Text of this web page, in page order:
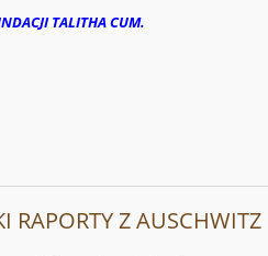
TALITHA CUM.
RAPORTY Z AUSCHWITZ